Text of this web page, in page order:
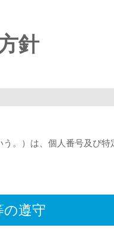
針
。）は、個人番号及び
の遵守